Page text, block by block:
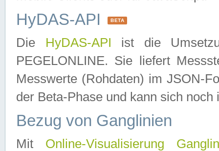
HyDAS-API BETA
Die HyDAS-API ist die
PEGELONLINE. Sie liefert
Messwerte (Rohdaten) im JSON-
der Beta-Phase und kann sich noch
Bezug von Ganglinien
Mit Online-Visualisierung